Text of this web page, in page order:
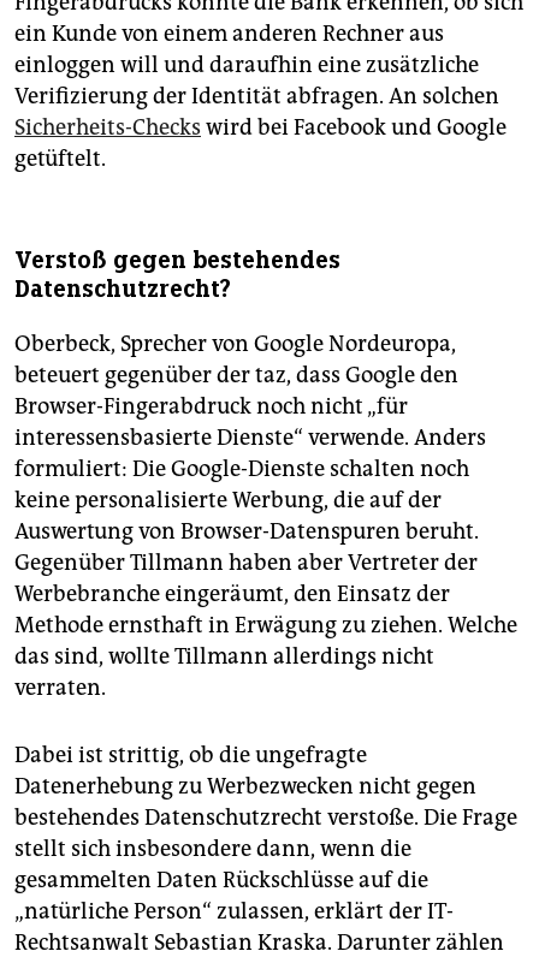
ein Kunde von einem anderen Rechner aus
einloggen will und daraufhin eine zusätzliche
Verifizierung der Identität abfragen. An solchen
Sicherheits-Checks wird bei Facebook und Google
getüftelt.
Verstoß gegen bestehendes
Datenschutzrecht?
Oberbeck, Sprecher von Google Nordeuropa,
beteuert gegenüber der taz, dass Google den
Browser-Fingerabdruck noch nicht „für
interessensbasierte Dienste“ verwende. Anders
formuliert: Die Google-Dienste schalten noch
keine personalisierte Werbung, die auf der
Auswertung von Browser-Datenspuren beruht.
Gegenüber Tillmann haben aber Vertreter der
Werbebranche eingeräumt, den Einsatz der
Methode ernsthaft in Erwägung zu ziehen. Welche
das sind, wollte Tillmann allerdings nicht
verraten.
Dabei ist strittig, ob die ungefragte
Datenerhebung zu Werbezwecken nicht gegen
bestehendes Datenschutzrecht verstoße. Die Frage
stellt sich insbesondere dann, wenn die
gesammelten Daten Rückschlüsse auf die
„natürliche Person“ zulassen, erklärt der IT-
Rechtsanwalt Sebastian Kraska. Darunter zählen